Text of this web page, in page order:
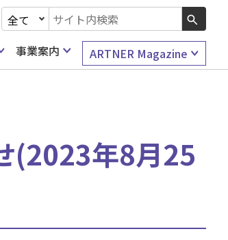
文書種別を選択
検索キーワード入力
事業案内 ARTNER Magazine
(2023年8月25